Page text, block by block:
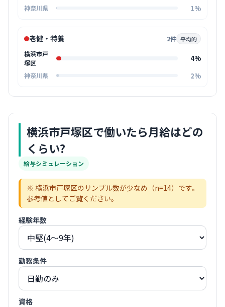
神奈川県 1%
老健・特養 2件 平均的
横浜市戸
塚区
4%
神奈川県 2%
横浜市戸塚区で働いたら月給はどの
くらい?
給与シミュレーション
※ 横浜市戸塚区のサンプル数が少なめ（n=14）です。
参考値としてご覧ください。
経験年数
勤務条件
資格